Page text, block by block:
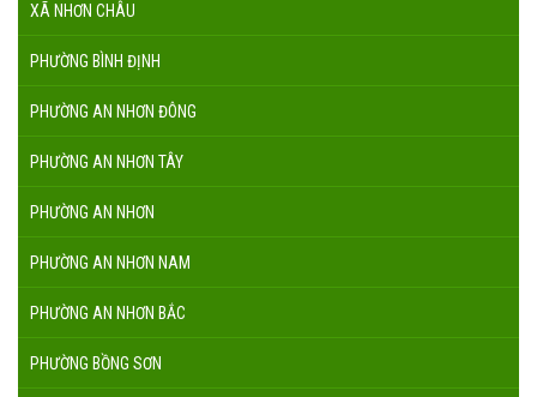
XÃ NHƠN CHÂU
PHƯỜNG BÌNH ĐỊNH
PHƯỜNG AN NHƠN ĐÔNG
PHƯỜNG AN NHƠN TÂY
PHƯỜNG AN NHƠN
PHƯỜNG AN NHƠN NAM
PHƯỜNG AN NHƠN BẮC
PHƯỜNG BỒNG SƠN